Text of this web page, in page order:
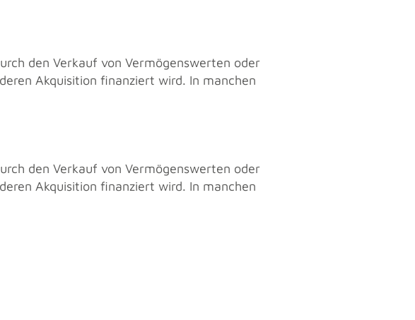
den Ver­kauf von Ver­mö­gens­wer­ten oder
Ak­qui­si­ti­on fi­nan­ziert wird. In man­chen
den Ver­kauf von Ver­mö­gens­wer­ten oder
Ak­qui­si­ti­on fi­nan­ziert wird. In man­chen